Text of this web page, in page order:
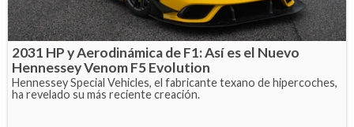
2031 HP y Aerodinámica de F1: Así es el Nuevo
Hennessey Venom F5 Evolution
Hennessey Special Vehicles, el fabricante texano de hipercoches,
ha revelado su más reciente creación.